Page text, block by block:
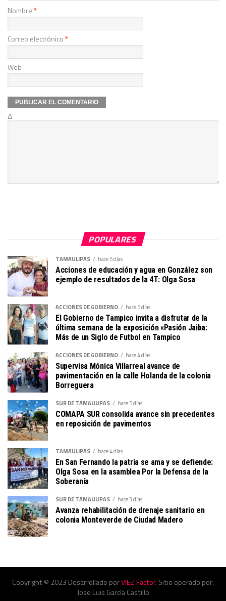
Nombre*
Correo electrónico*
Web
Δ
POPULARES
TAMAULIPAS hace 5 días
Acciones de educación y agua en González son
ejemplo de resultados de la 4T: Olga Sosa
ACCIONES DE GOBIERNO hace 5 días
El Gobierno de Tampico invita a disfrutar de la
última semana de la exposición «Pasión Jaiba:
Más de un Siglo de Futbol en Tampico
ACCIONES DE GOBIERNO hace 4 días
Supervisa Mónica Villarreal avance de
pavimentación en la calle Holanda de la colonia
Borreguera
SUR DE TAMAULIPAS hace 5 días
COMAPA SUR consolida avance sin precedentes
en reposición de pavimentos
TAMAULIPAS hace 4 días
En San Fernando la patria se ama y se defiende:
Olga Sosa en la asamblea Por la Defensa de la
Soberanía
SUR DE TAMAULIPAS hace 3 días
Avanza rehabilitación de drenaje sanitario en
colonia Monteverde de Ciudad Madero
Copyright © 2023 Desarrollado porVIEZ Factor. Sitio operado por:
Jose Luis García Castillo